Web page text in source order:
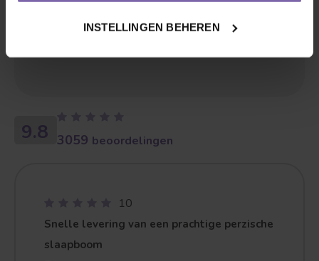
INSTELLINGEN BEHEREN
Kennisbank
9.8 3059 beoordelingen
10
Snelle levering van een prachtige perzische
slaapboom